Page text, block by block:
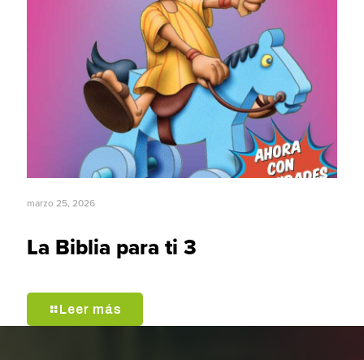
marzo 25, 2026
La Biblia para ti 3
Leer más